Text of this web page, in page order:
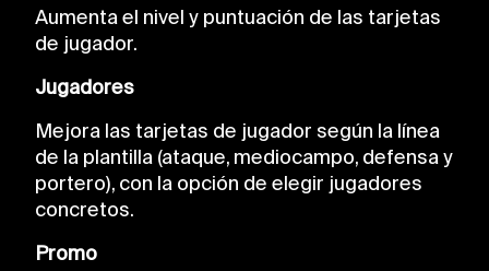
Aumenta el nivel y puntuación de las tarjetas
de jugador.
Jugadores
Mejora las tarjetas de jugador según la línea
de la plantilla (ataque, mediocampo, defensa y
portero), con la opción de elegir jugadores
concretos.
Promo